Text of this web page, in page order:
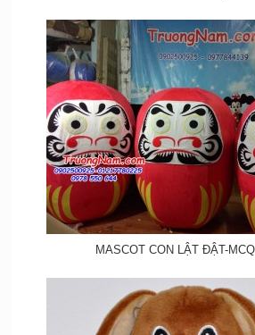
MASCOT CON LẬT ĐẬT-